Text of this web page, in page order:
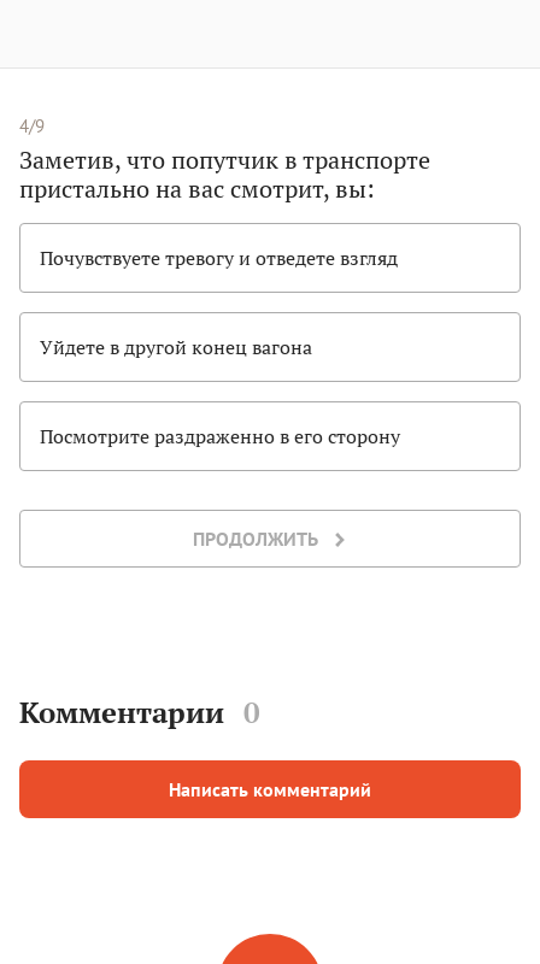
4/9
Заметив, что попутчик в транспорте
пристально на вас смотрит, вы:
Почувствуете тревогу и отведете взгляд
Уйдете в другой конец вагона
Посмотрите раздраженно в его сторону
ПРОДОЛЖИТЬ
Комментарии 0
Написать комментарий